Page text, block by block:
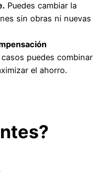
Puedes cambiar la
sin obras ni nuevas
puedes combinar
el ahorro.